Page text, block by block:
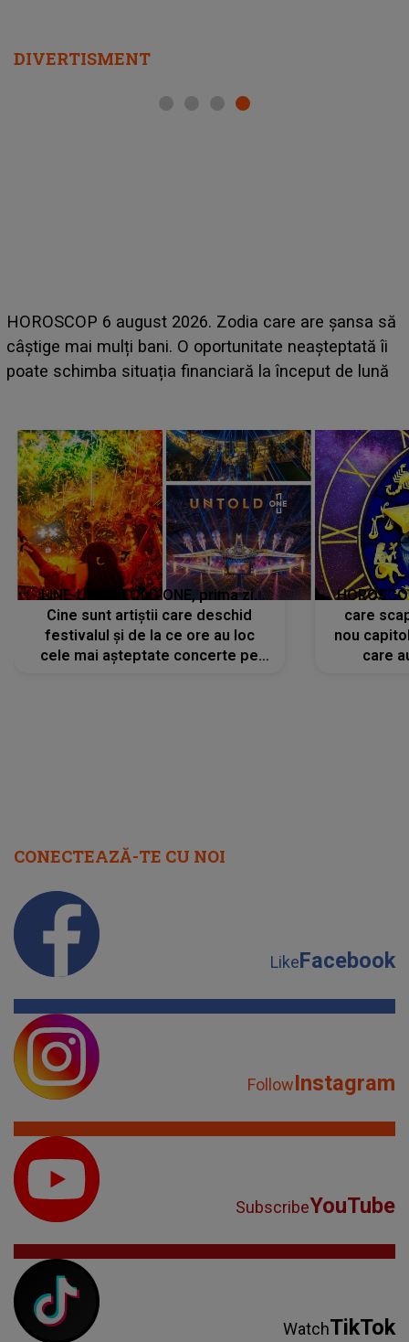
DIVERTISMENT
2026. Zodia care are șansa să
O oportunitate neașteptată îi
financiară la început de lună
LINE-UP UNTOLD
scena principală a
suedeză a ajuns
LINE-UP UNTOLD ONE, prima zi.
Cine sunt artiștii care deschid
festivalul și de la ce ore au loc
cele mai așteptate concerte pe
care
nou
care
CONECTEAZĂ-TE CU NOI
LikeFacebook
FollowInstagram
SubscribeYouTube
WatchTikTok